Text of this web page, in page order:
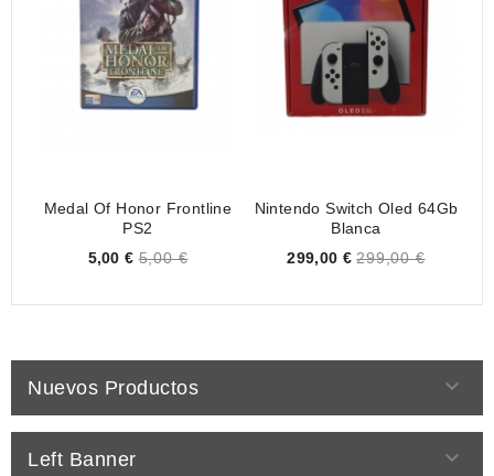
Medal Of Honor Frontline
PS2
Price
5,00 € 5,00 €
Nintendo Switch Oled 64Gb
Blanca
Price
299,00 € 299,00 €
Nuevos Productos 
Left Banner 